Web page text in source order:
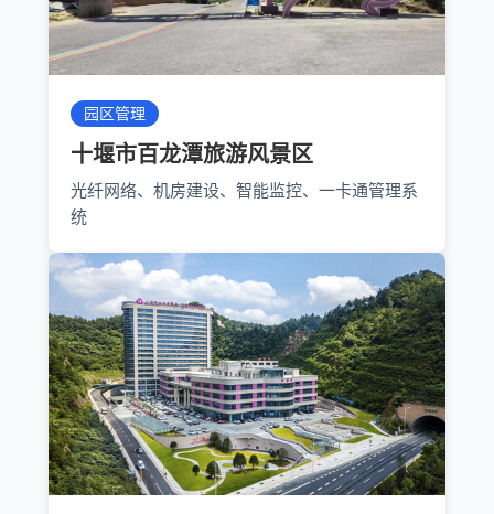
园区管理
十堰市百龙潭旅游风景区
光纤网络、机房建设、智能监控、一卡通管理系
统